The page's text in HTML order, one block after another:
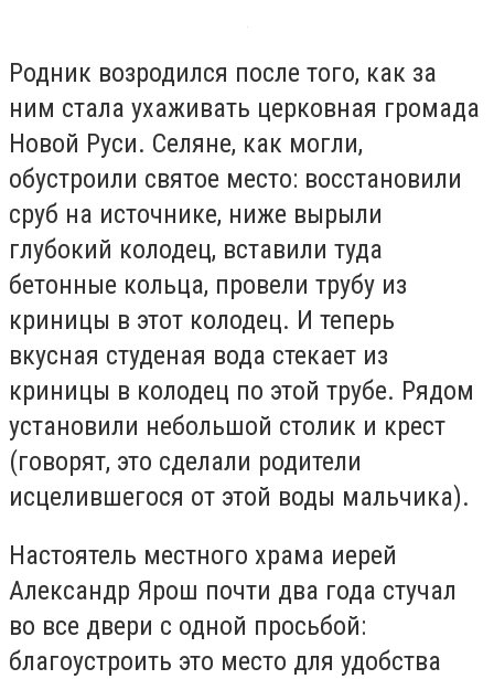
Родник возродился после того, как за
ним стала ухаживать церковная громада
Новой Руси. Селяне, как могли,
обустроили святое место: восстановили
сруб на источнике, ниже вырыли
глубокий колодец, вставили туда
бетонные кольца, провели трубу из
криницы в этот колодец. И теперь
вкусная студеная вода стекает из
криницы в колодец по этой трубе. Рядом
установили небольшой столик и крест
(говорят, это сделали родители
исцелившегося от этой воды мальчика).
Настоятель местного храма иерей
Александр Ярош почти два года стучал
во все двери с одной просьбой:
благоустроить это место для удобства